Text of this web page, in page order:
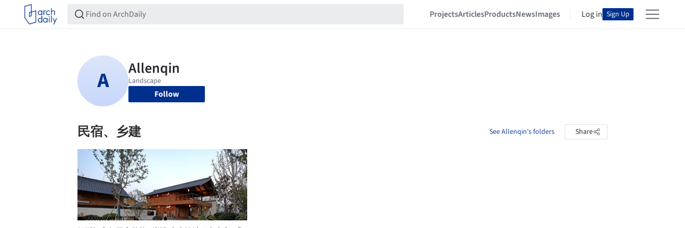
ProjectsArticlesProductsNewsImages Log in Sign Up
Follow
民宿、乡建 See Allenqin's folders Share